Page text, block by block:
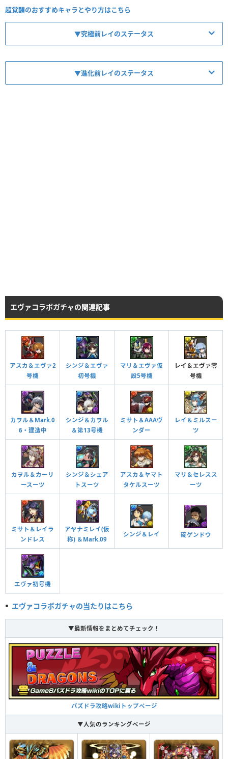
超覚醒のおすすめキャラとやり方はこちら
▼究極前レイのステータス
Lv99 2925 2185 644
つけられる潜在キラー
私が守るもの ターン数：15→8
2ターンの間、受けるダメージを半減（50％）。
攻撃タイプのHPと回復力が2倍。
覚醒スキル
光列強化
力がアップする（30％）
光ドロップ強化＋
強化された光ドロップの出現率（40％）とダメージ
がかなりアップする（1.1449倍）
自動回復
ドロップを消したターン、HPが1000回復する
▼進化前レイのステータス
Lv99 918 684 183
HP 攻撃力 回復力
Lv99 1908 1179 480
つけられる潜在キラー
2ターンの間、受けるダメージを半減（50％）。
攻撃タイプのHPと回復力が2倍。
エヴァコラボガチャの関連記事
アスカ＆エヴァ2
号機
シンジ＆エヴァ
初号機
マリ＆エヴァ仮
設5号機
レイ＆エヴァ零
号機
カヲル＆Mark.0
6・建造中
シンジ＆カヲル
＆第13号機
ミサト＆AAAヴ
ンダー
レイ＆ミルスー
ツ
カヲル＆カーリ
ースーツ
シンジ＆シェア
トスーツ
アスカ＆ヤマト
タケルスーツ
マリ＆セレスス
ーツ
ミサト＆レイラ
ンドレス
アヤナミレイ(仮
称) ＆Mark.09
シンジ＆レイ 碇ゲンドウ
エヴァ初号機
エヴァコラボガチャの当たりはこちら
▼最新情報をまとめてチェック！
パズドラ攻略wikiトップページ
▼人気のランキングページ